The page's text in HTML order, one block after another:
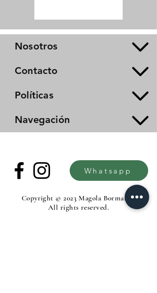
Nosotros
Contacto
Políticas
Navegación
Whatsapp
Copyright © 2023 Magola Borman®.
All rights reserved.